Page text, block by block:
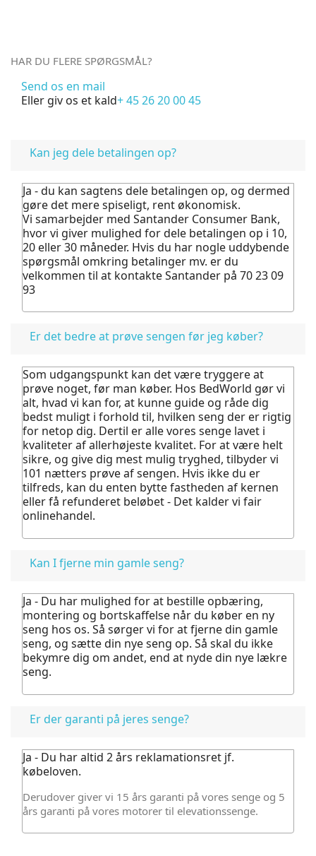
HAR DU FLERE SPØRGSMÅL?
Send os en mail
Eller giv os et kald+ 45 26 20 00 45
Kan jeg dele betalingen op?
Ja - du kan sagtens dele betalingen op, og dermed
gøre det mere spiseligt, rent økonomisk.
Vi samarbejder med Santander Consumer Bank,
hvor vi giver mulighed for dele betalingen op i 10,
20 eller 30 måneder. Hvis du har nogle uddybende
spørgsmål omkring betalinger mv. er du
velkommen til at kontakte Santander på 70 23 09
93
Er det bedre at prøve sengen før jeg køber?
Som udgangspunkt kan det være tryggere at
prøve noget, før man køber. Hos BedWorld gør vi
alt, hvad vi kan for, at kunne guide og råde dig
bedst muligt i forhold til, hvilken seng der er rigtig
for netop dig. Dertil er alle vores senge lavet i
kvaliteter af allerhøjeste kvalitet. For at være helt
sikre, og give dig mest mulig tryghed, tilbyder vi
101 nætters prøve af sengen. Hvis ikke du er
tilfreds, kan du enten bytte fastheden af kernen
eller få refunderet beløbet - Det kalder vi fair
onlinehandel.
Kan I fjerne min gamle seng?
Ja - Du har mulighed for at bestille opbæring,
montering og bortskaffelse når du køber en ny
seng hos os. Så sørger vi for at fjerne din gamle
seng, og sætte din nye seng op. Så skal du ikke
bekymre dig om andet, end at nyde din nye lækre
seng.
Er der garanti på jeres senge?
Ja - Du har altid 2 års reklamationsret jf.
købeloven.
Derudover giver vi 15 års garanti på vores senge og 5
års garanti på vores motorer til elevationssenge.